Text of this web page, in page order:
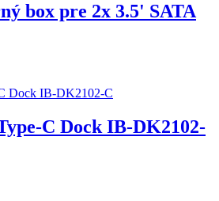
box pre 2x 3.5' SATA
C Dock IB-DK2102-